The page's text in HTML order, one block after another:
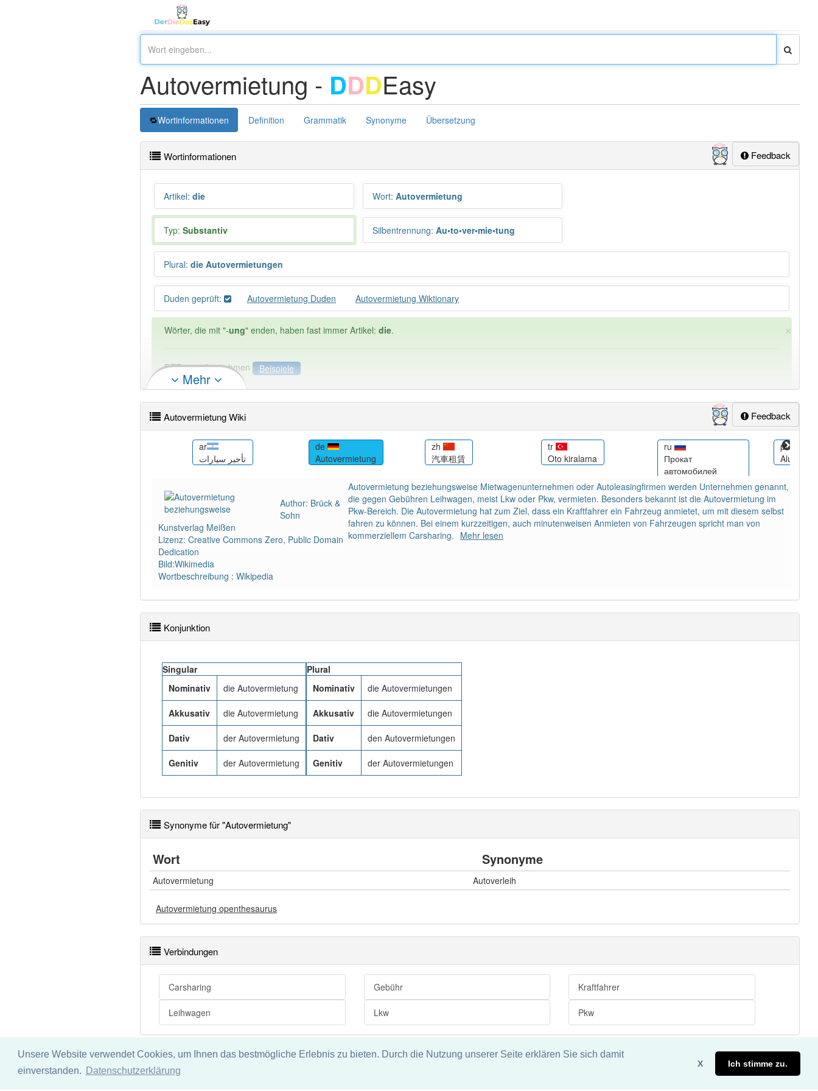
Unsere Website verwendet Cookies, um Ihnen das bestmögliche Erlebnis zu bieten. Durch die Nutzung unserer Seite erklären Sie sich damit
einverstanden.
Datenschutzerklärung
X Ich stimme zu.
Autovermietung - DDDEasy
Wortinformationen Definition Grammatik Synonyme Übersetzung
Feedback
Wortinformationen
Artikel: die Wort: Autovermietung
Typ: Substantiv Silbentrennung: Au•to•ver•mie•tung
Plural: die Autovermietungen
Duden geprüft: Autovermietung Duden Autovermietung Wiktionary
×
Wörter, die mit "-ung" enden, haben fast immer Artikel: die.
DER:127Ausnahmen
Beispiele
DIE: 11 043
DAS:2Ausnahmen
Wörter mit Endung-autovermietung : 1 Wörter mit Endung-autovermietung aber mit einem anderen Artikel
88% unserer Spielapp-Nutzer haben den Artikel korrekt erraten.
Mehr
Feedback
Autovermietung Wiki
ar
تأجير سيارات
de
Autovermietung
zh
汽車租賃
tr
Oto kiralama
ru
Прокат
автомобилей
pt
Aluguel
Author: Brück &
Sohn
Kunstverlag Meißen
Lizenz: Creative Commons Zero, Public Domain
Dedication
Bild:Wikimedia
Wortbeschreibung : Wikipedia
Autovermietung beziehungsweise Mietwagenunternehmen oder Autoleasingfirmen werden Unternehmen genannt,
die gegen Gebühren Leihwagen, meist Lkw oder Pkw, vermieten. Besonders bekannt ist die Autovermietung im
Pkw-Bereich. Die Autovermietung hat zum Ziel, dass ein Kraftfahrer ein Fahrzeug anmietet, um mit diesem selbst
fahren zu können. Bei einem kurzzeitigen, auch minutenweisen Anmieten von Fahrzeugen spricht man von
kommerziellem Carsharing. Mehr lesen
Konjunktion
Singular
Nominativ
die Autovermietung
Akkusativ die Autovermietung
Dativ der Autovermietung
Genitiv der Autovermietung
Plural
Nominativ
die Autovermietungen
Akkusativ die Autovermietungen
Dativ den Autovermietungen
Genitiv der Autovermietungen
Synonyme für "Autovermietung"
Wort Synonyme
Autovermietung Autoverleih
Autovermietung openthesaurus
Verbindungen
Carsharing Gebühr Kraftfahrer
Leihwagen Lkw Pkw
Impressum
Wir übernehmen keine Garantie und keine Haftung für die Richtigkeit und Vollständigkeit dieser Seite. DDDEasy 2024